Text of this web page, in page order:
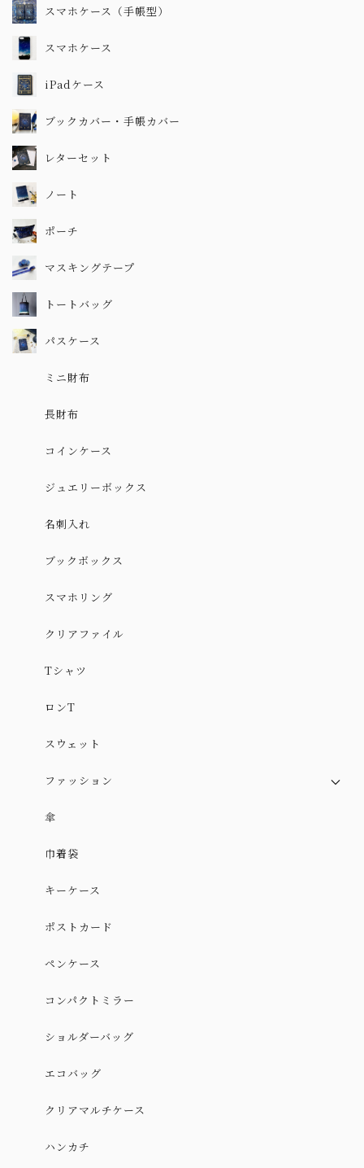
スマホケース（手帳型）
スマホケース
iPadケース
ブックカバー・手帳カバー
レターセット
ノート
ポーチ
マスキングテープ
トートバッグ
パスケース
ミニ財布
長財布
コインケース
ジュエリーボックス
名刺入れ
ブックボックス
スマホリング
クリアファイル
Tシャツ
ロンT
スウェット
ファッション
傘
巾着袋
キーケース
ポストカード
ペンケース
コンパクトミラー
ショルダーバッグ
エコバッグ
クリアマルチケース
ハンカチ